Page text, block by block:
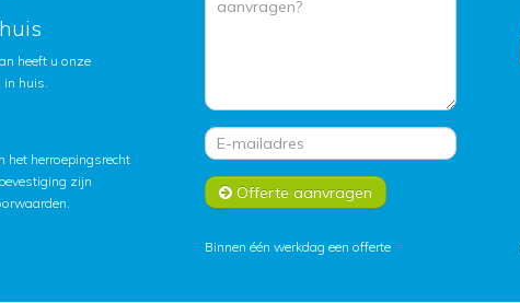
heeft u onze
in huis.
het herroepingsrecht
zijn
.
Offerte aanvragen
Binnen één werkdag een offerte